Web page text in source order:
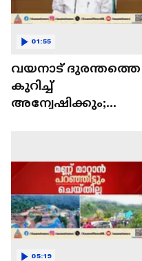
വയനാട് ദുരന്തത്തെ
കുറിച്ച്
അന്വേഷിക്കും;
Satheesan
01:55
05:19